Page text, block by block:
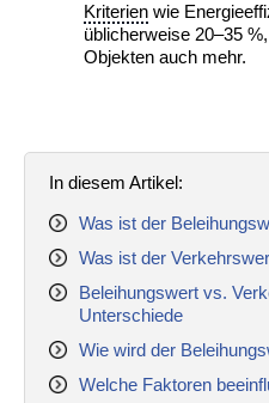
Kriterien wie
üblicherweise 20–35
Objekten auch mehr.
In diesem Artikel:
Was ist der
Was ist der
Beleihungswert vs.
Unterschiede
Wie wird der
Welche Faktoren